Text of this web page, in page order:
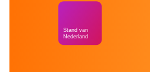
Stand van
Nederland